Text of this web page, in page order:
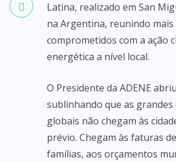
Latina, realizado em San
na Argentina, reunindo mais
comprometidos com a ação
energética a nível local.
O Presidente da ADENE
sublinhando que as grandes
globais não chegam às
prévio. Chegam às faturas
famílias, aos orçamentos